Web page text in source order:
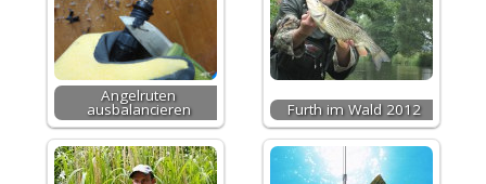
Angelruten
ausbalancieren Furth im Wald 2012